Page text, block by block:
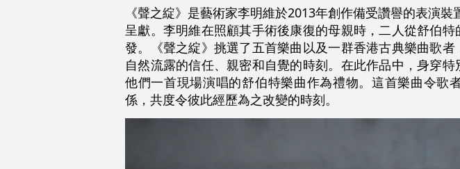
《聲之綻》是藝術家李明維於2013年創作備受讚譽的表演裝
呈獻。李明維在照顧其手術後康復的母親時，二人從舒伯
發。《聲之綻》挑選了五首樂曲以及一群香港古典樂曲歌
自然流露的信任、親密和自覺的時刻。在此作品中，身穿
他們一首現場演唱的舒伯特樂曲作為禮物。這首樂曲令歌
係，共度令彼此經歷為之改變的時刻。